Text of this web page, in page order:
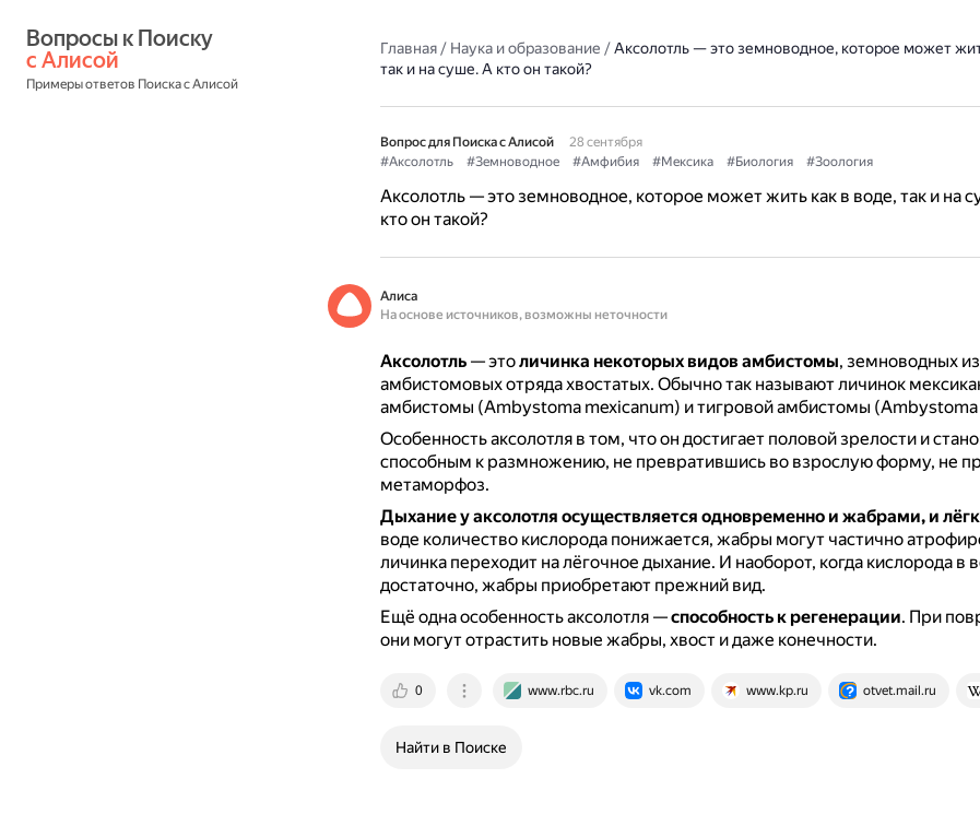
с Алисой
Примеры ответов Поиска с Алисой
Главная/ Наука и образование /Аксолотль — это земноводное, которое может
так и на суше. А кто он такой?
Вопрос для Поиска с Алисой
28 сентября
#Аксолотль
#Земноводное #Амфибия #Мексика #Биология #Зоология
Аксолотль — это земноводное, которое может жить как в воде, так и на
кто он такой?
Алиса
На основе источников, возможны неточности
Аксолотль— этоличинка некоторых видов амбистомы, земноводных
амбистомовых отряда хвостатых. Обычно так называют личинок
амбистомы (Ambystoma mexicanum) и тигровой амбистомы
Особенность аксолотля в том, что он достигает половой зрелости и
способным к размножению, не превратившись во взрослую форму, не
метаморфоз.
Дыхание у аксолотля осуществляется одновременно и жабрами, и
воде количество кислорода понижается, жабры могут частично
личинка переходит на лёгочное дыхание. И наоборот, когда кислорода в
достаточно, жабры приобретают прежний вид.
Ещё одна особенность аксолотля —способность к регенерации. При
они могут отрастить новые жабры, хвост и даже конечности.
0 www.rbc.ru vk.com www.kp.ru otvet.mail.ru
Найти в Поиске